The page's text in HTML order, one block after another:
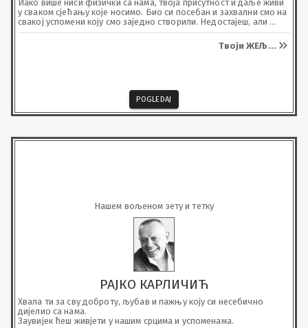
Иако више ниси физички са нама, твоја присутност и даље живи
у сваком сјећању које носимо. Био си посебан и захвални смо на
свакој успомени коју смо заједно створили. Недостајеш, али
твоја доброта, ријечи и дјела остају трајно урезани у нашим
Твоји ЖЕЉ ...
POGLEDAJ
Нашем вољеном зету и тетку
РАЈКО КАРЛИЧИЋ
Хвала ти за сву доброту, љубав и пажњу коју си несебично
дијелио са нама.
Заувијек ћеш живјети у нашим срцима и успоменама.